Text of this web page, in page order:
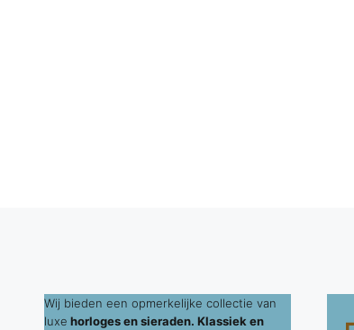
Wij bieden een opmerkelijke collectie van
luxe horloges en sieraden. Klassiek en